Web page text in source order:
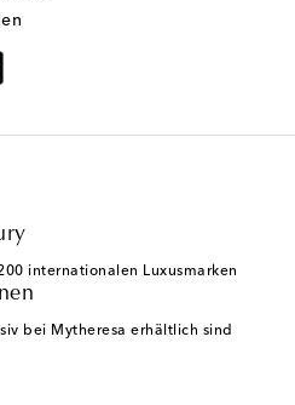
internationalen Luxusmarken
bei Mytheresa erhältlich sind